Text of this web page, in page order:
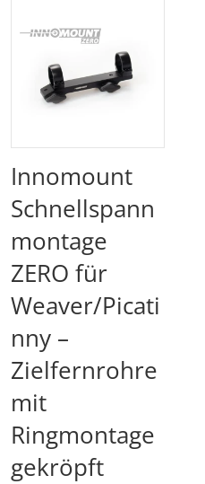
Innomount
Schnellspann
montage
ZERO für
Weaver/Picati
nny –
Zielfernrohre
mit
Ringmontage
gekröpft